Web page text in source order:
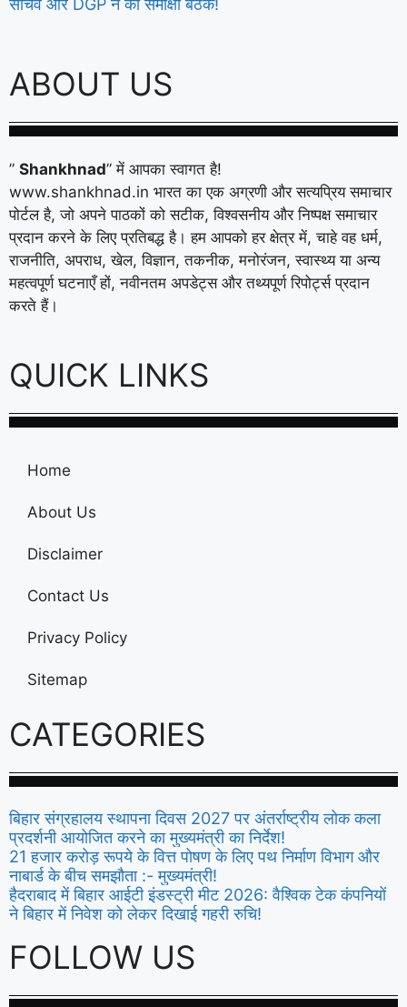
सचिव और DGP ने की समीक्षा बैठक!
ABOUT US
” Shankhnad” में आपका स्वागत है!
www.shankhnad.in भारत का एक अग्रणी और सत्यप्रिय समाचार
पोर्टल है, जो अपने पाठकों को सटीक, विश्वसनीय और निष्पक्ष समाचार
प्रदान करने के लिए प्रतिबद्ध है। हम आपको हर क्षेत्र में, चाहे वह धर्म,
राजनीति, अपराध, खेल, विज्ञान, तकनीक, मनोरंजन, स्वास्थ्य या अन्य
महत्वपूर्ण घटनाएँ हों, नवीनतम अपडेट्स और तथ्यपूर्ण रिपोर्ट्स प्रदान
करते हैं।
QUICK LINKS
Home
About Us
Disclaimer
Contact Us
Privacy Policy
Sitemap
CATEGORIES
बिहार संग्रहालय स्थापना दिवस 2027 पर अंतर्राष्ट्रीय लोक कला
प्रदर्शनी आयोजित करने का मुख्यमंत्री का निर्देश!
21 हजार करोड़ रूपये के वित्त पोषण के लिए पथ निर्माण विभाग और
नाबार्ड के बीच समझौता :- मुख्यमंत्री!
हैदराबाद में बिहार आईटी इंडस्ट्री मीट 2026: वैश्विक टेक कंपनियों
ने बिहार में निवेश को लेकर दिखाई गहरी रुचि!
FOLLOW US